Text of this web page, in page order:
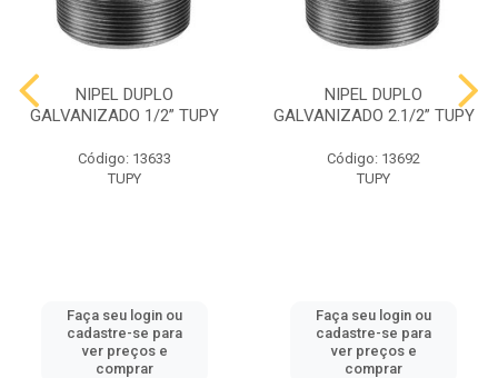
NIPEL DUPLO
GALVANIZADO 1/2” TUPY
Código: 13633
TUPY
Faça seu login ou
cadastre-se para
ver preços e
comprar
NIPEL DUPLO
GALVANIZADO 2.1/2” TUPY
Código: 13692
TUPY
Faça seu login ou
cadastre-se para
ver preços e
comprar